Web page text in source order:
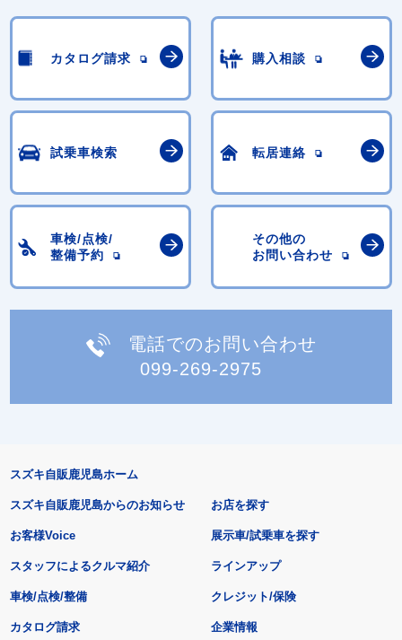
カタログ請求 購入相談
試乗車検索 転居連絡
車検/点検/
整備予約
その他の
お問い合わせ
電話でのお問い合わせ
099-269-2975
スズキ自販鹿児島ホーム
スズキ自販鹿児島からのお知らせ
お客様Voice
スタッフによるクルマ紹介
お店を探す
展示車/試乗車を探す
ラインアップ
車検/点検/整備 クレジット/保険
カタログ請求 企業情報